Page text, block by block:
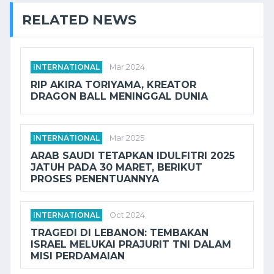
RELATED NEWS
INTERNATIONAL Mar 2024
RIP AKIRA TORIYAMA, KREATOR
DRAGON BALL MENINGGAL DUNIA
INTERNATIONAL Mar 2025
ARAB SAUDI TETAPKAN IDULFITRI 2025
JATUH PADA 30 MARET, BERIKUT
PROSES PENENTUANNYA
INTERNATIONAL Oct 2024
TRAGEDI DI LEBANON: TEMBAKAN
ISRAEL MELUKAI PRAJURIT TNI DALAM
MISI PERDAMAIAN